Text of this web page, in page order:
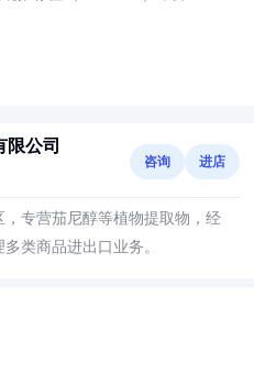
限公司
咨询 进店
，专营茄尼醇等植物提取物，经
类商品进出口业务。